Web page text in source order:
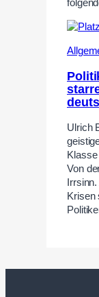
Ulrich
Von
Krisen